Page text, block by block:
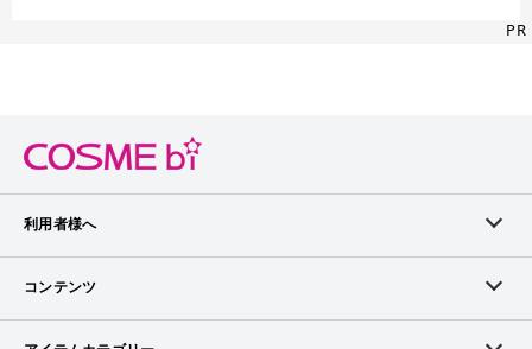
PR
利用者様へ
メンバーログイン
コンテンツ
ランキング